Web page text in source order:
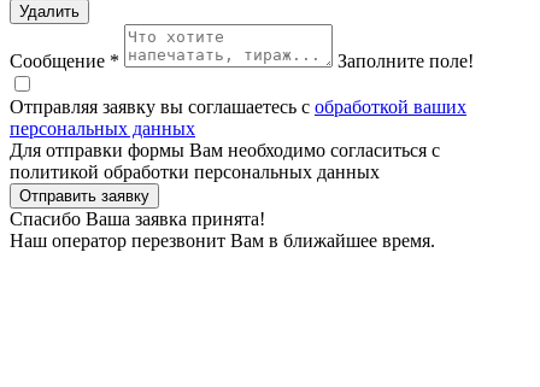
Удалить
Сообщение * Заполните поле!
Отправляя заявку вы соглашаетесь с обработкой ваших
персональных данных
Для отправки формы Вам необходимо согласиться с
политикой обработки персональных данных
Отправить заявку
Спасибо Ваша заявка принята!
Наш оператор перезвонит Вам в ближайшее время.